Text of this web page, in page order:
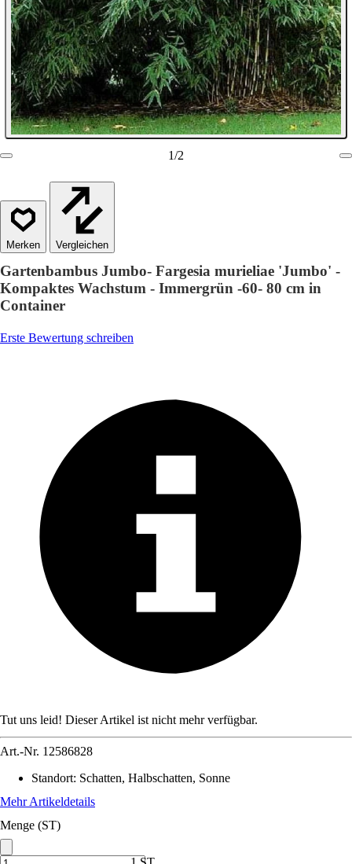
1/2
Vergleichen
Gartenbambus Jumbo- Fargesia murieliae 'Jumbo' -
Kompaktes Wachstum - Immergrün -60- 80 cm in
Container
Erste Bewertung schreiben
Tut uns leid! Dieser Artikel ist nicht mehr verfügbar.
Art.-Nr. 12586828
Standort: Schatten, Halbschatten, Sonne
Mehr Artikeldetails
Menge (ST)